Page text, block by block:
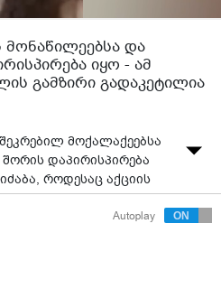
მონაწილეებსა და
იყო - ამ
გამზირი გადაკეტილია
მოქალაქეებსა
დაპირისპირება
როდესაც აქციის
ცდილობდნენ.
გამზირზე
Autoplay